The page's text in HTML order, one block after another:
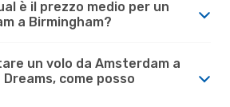
è il prezzo medio per un
a Birmingham?
un volo da Amsterdam a
come posso